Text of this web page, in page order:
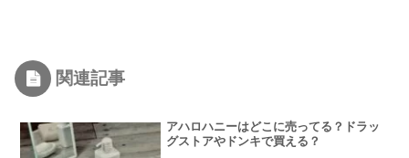
関連記事
アハロハニーはどこに売ってる？ドラッ
グストアやドンキで買える？